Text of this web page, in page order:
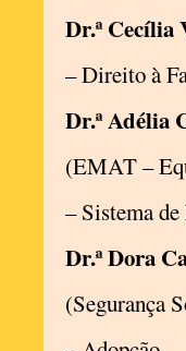
Dr.ª Cecília
– Direito à
Dr.ª Adélia
(EMAT –
– Sistema
Dr.ª Dora
(Segurança